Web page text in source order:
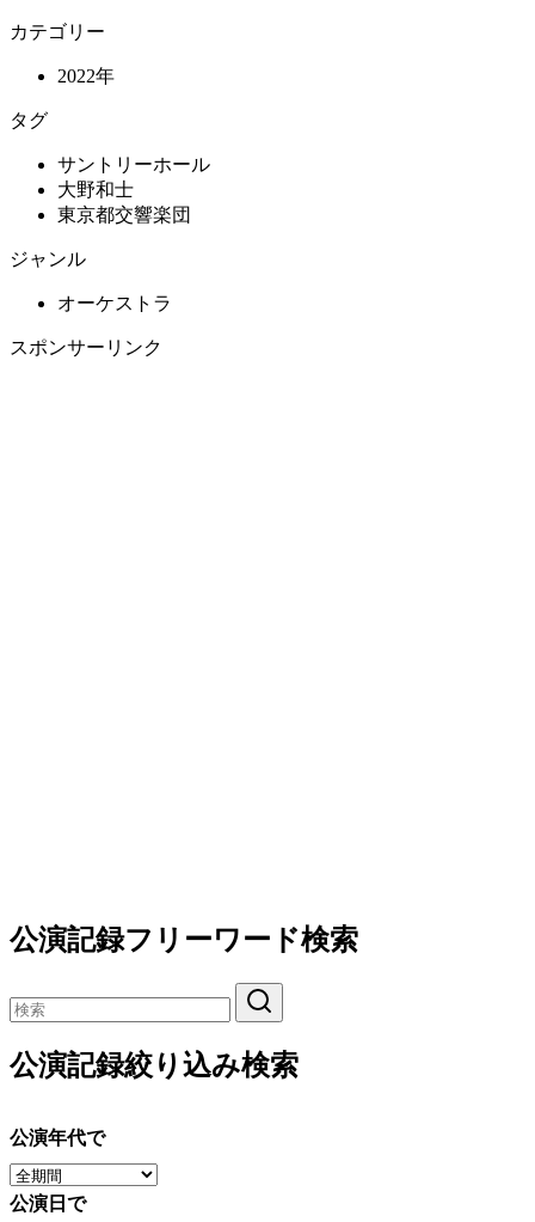
カテゴリー
2022年
タグ
サントリーホール
大野和士
東京都交響楽団
ジャンル
オーケストラ
スポンサーリンク
公演記録フリーワード検索
公演記録絞り込み検索
公演年代で
公演日で